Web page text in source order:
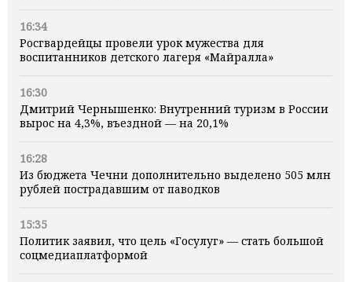
16:34
Росгвардейцы провели урок мужества для
воспитанников детского лагеря «Майралла»
16:30
Дмитрий Чернышенко: Внутренний туризм в России
вырос на 4,3%, въездной — на 20,1%
16:28
Из бюджета Чечни дополнительно выделено 505 млн
рублей пострадавшим от паводков
15:35
Политик заявил, что цель «Госулуг» — стать большой
соцмедиаплатформой